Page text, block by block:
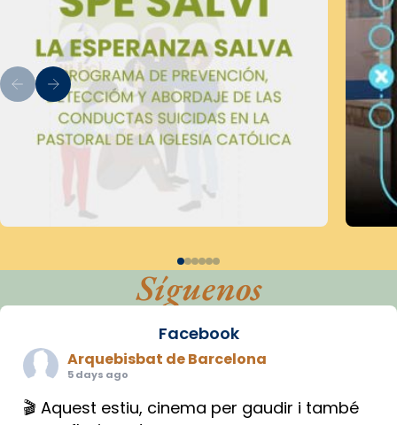
Síguenos
Facebook
Arquebisbat de Barcelona
5 days ago
🎬 Aquest estiu, cinema per gaudir i també